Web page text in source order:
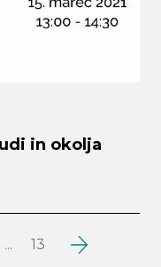
in okolja
... 13